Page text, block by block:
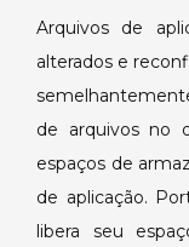
Arquivos de
alterados e
de arquivos no
espaços de
de aplicação.
libera seu